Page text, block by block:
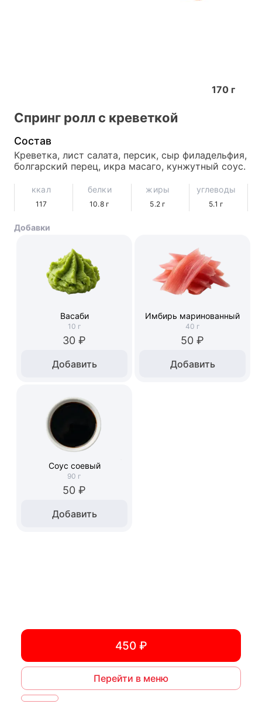
170 г
Спринг ролл с креветкой
Состав
Креветка, лист салата, персик, сыр филадельфия,
болгарский перец, икра масаго, кунжутный соус.
ккал
117
белки
10.8г
жиры
5.2 г
углеводы
5.1 г
Добавки
Васаби
10 г
30 ₽
Добавить
Имбирь маринованный
40 г
50 ₽
Добавить
Соус соевый
90 г
50 ₽
Добавить
450 ₽
Перейти в меню